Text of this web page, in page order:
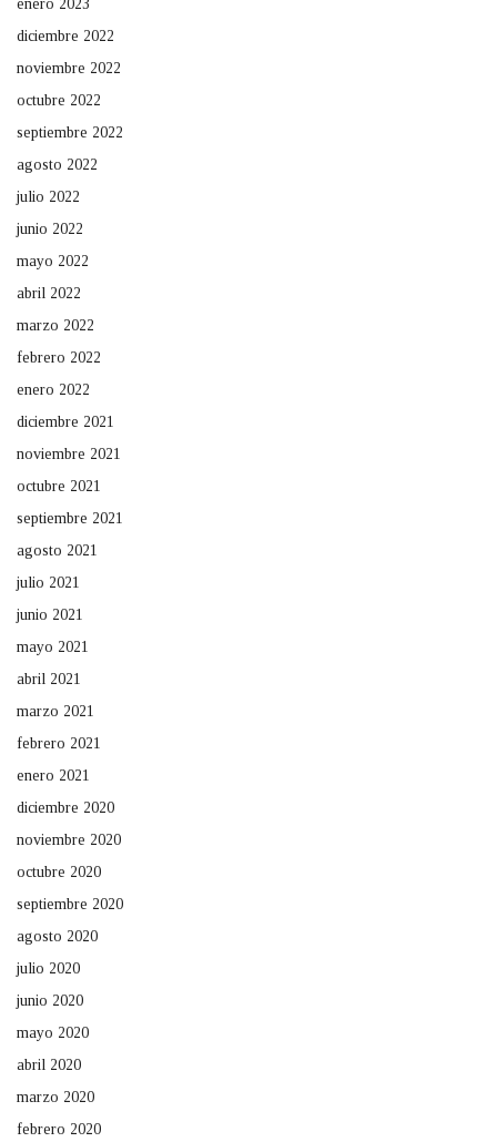
enero 2023
diciembre 2022
noviembre 2022
octubre 2022
septiembre 2022
agosto 2022
julio 2022
junio 2022
mayo 2022
abril 2022
marzo 2022
febrero 2022
enero 2022
diciembre 2021
noviembre 2021
octubre 2021
septiembre 2021
agosto 2021
julio 2021
junio 2021
mayo 2021
abril 2021
marzo 2021
febrero 2021
enero 2021
diciembre 2020
noviembre 2020
octubre 2020
septiembre 2020
agosto 2020
julio 2020
junio 2020
mayo 2020
abril 2020
marzo 2020
febrero 2020